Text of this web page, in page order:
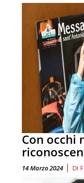
Con occhi
14 Marzo 2024 | DI